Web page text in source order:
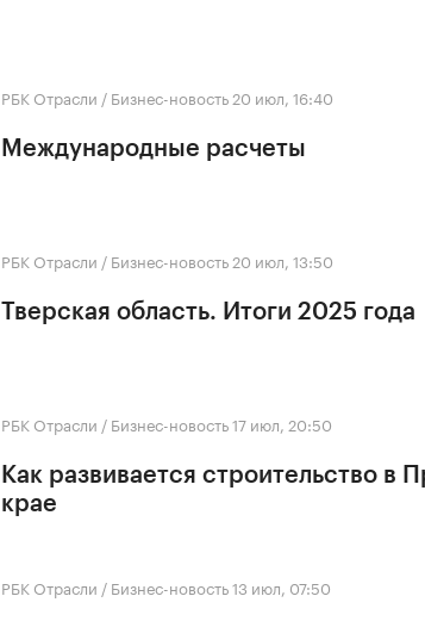
РБК Отрасли / Бизнес-новость 20 июл, 16:40
Международные расчеты
РБК Отрасли / Бизнес-новость 20 июл, 13:50
Тверская область. Итоги 2025 года
РБК Отрасли / Бизнес-новость17 июл, 20:50
Как развивается строительство в
крае
РБК Отрасли / Бизнес-новость13 июл, 07:50